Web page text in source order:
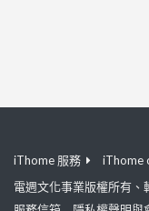
iThome 服務 iThome
電週文化事業版權所有